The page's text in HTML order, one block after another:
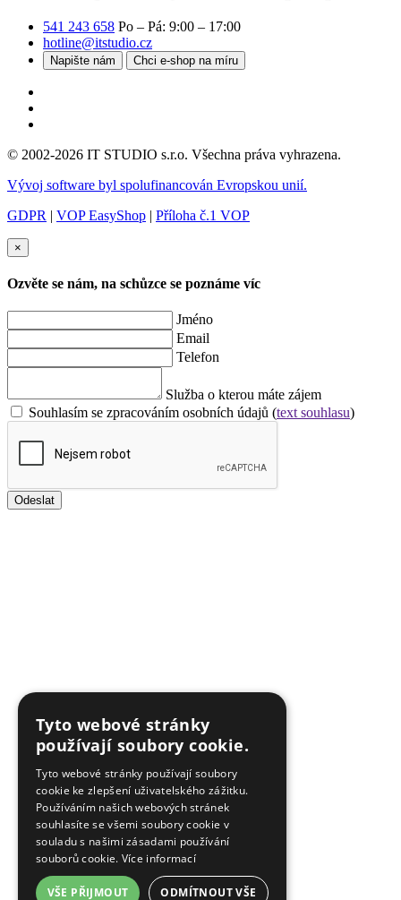
541 243 658 Po – Pá: 9:00 – 17:00
hotline@itstudio.cz
Napište nám Chci e-shop na míru
© 2002-2026 IT STUDIO s.r.o. Všechna práva vyhrazena.
Vývoj software byl spolufinancován Evropskou unií.
GDPR | VOP EasyShop | Příloha č.1 VOP
×
Ozvěte se nám, na schůzce se poznáme víc
Jméno
Email
Telefon
Služba o kterou máte zájem
Souhlasím se zpracováním osobních údajů (text souhlasu)
Odeslat
Tyto webové stránky
používají soubory cookie.
Tyto webové stránky používají soubory
cookie ke zlepšení uživatelského zážitku.
Používáním našich webových stránek
souhlasíte se všemi soubory cookie v
souladu s našimi zásadami používání
souborů cookie. Více informací
VŠE PŘIJMOUT ODMÍTNOUT VŠE